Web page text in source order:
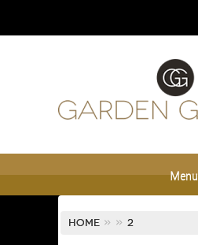
Menu
Home » » 2